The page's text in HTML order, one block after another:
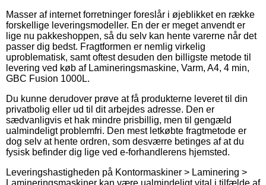
Masser af internet forretninger foreslår i øjeblikket en række
forskellige leveringsmodeller. En der er meget anvendt er
lige nu pakkeshoppen, så du selv kan hente varerne når det
passer dig bedst. Fragtformen er nemlig virkelig
uproblematisk, samt oftest desuden den billigste metode til
levering ved køb af Lamineringsmaskine, Varm, A4, 4 min,
GBC Fusion 1000L.
Du kunne derudover prøve at få produkterne leveret til din
privatbolig eller ud til dit arbejdes adresse. Den er
sædvanligvis et hak mindre prisbillig, men til gengæld
ualmindeligt problemfri. Den mest letkøbte fragtmetode er
dog selv at hente ordren, som desværre betinges af at du
fysisk befinder dig lige ved e-forhandlerens hjemsted.
Leveringshastigheden på Kontormaskiner > Laminering >
Lamineringsmaskiner kan være ualmindeligt vital i tilfælde af